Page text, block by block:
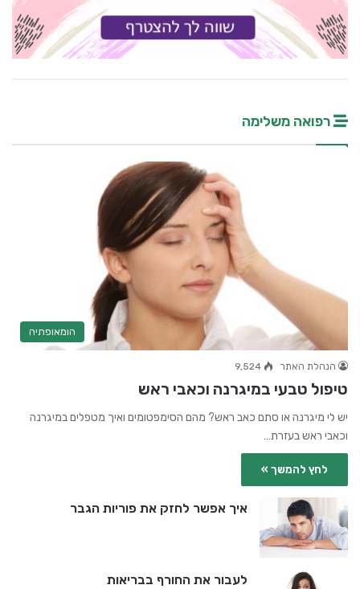
רפואה משלימה
הומאופתיה
הנהלת האתר 9,524
טיפול טבעי במיגרנה וכאבי ראש
יש לי מיגרנה או סתם כאב ראש? מהם הסימפטומים ואיך מטפלים במיגרנה
וכאבי ראש בעזרת…
לחץ להמשך »
איך אפשר לחזק את פוריות הגבר
לעבור את החורף בבריאות